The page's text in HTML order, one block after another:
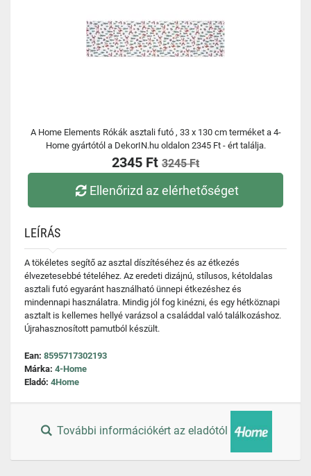
A Home Elements Rókák asztali futó , 33 x 130 cm terméket a 4-
Home gyártótól a DekorIN.hu oldalon 2345 Ft - ért találja.
2345 Ft 3245 Ft
Ellenőrizd az elérhetőséget
LEÍRÁS
A tökéletes segítő az asztal díszítéséhez és az étkezés
élvezetesebbé tételéhez. Az eredeti dizájnú, stílusos, kétoldalas
asztali futó egyaránt használható ünnepi étkezéshez és
mindennapi használatra. Mindig jól fog kinézni, és egy hétköznapi
asztalt is kellemes hellyé varázsol a családdal való találkozáshoz.
Újrahasznosított pamutból készült.
Ean: 8595717302193
Márka: 4-Home
Eladó: 4Home
További információkért az eladótól